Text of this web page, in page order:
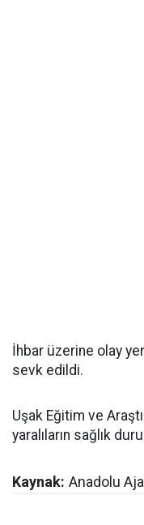
İhbar üzerine olay
sevk edildi.
Uşak Eğitim ve
yaralıların sağlık
Kaynak: Anadolu